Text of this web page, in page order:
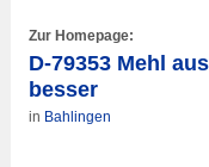
Zur Homepage:
D-79353 Mehl
besser
in Bahlingen